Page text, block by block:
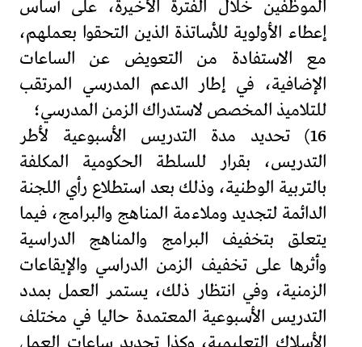
الموظفين خلال الفترة الأخيرة، على أساس
إعطاء الأولوية للأساتذة الذين التحقوا بعملهم،
مع الاستفادة من التعويض عن الساعات
الإضافية، في إطار الدعم المدرسي المرتقب
للتلاميذ المخصص لاستدراك الزمن المدرسي؛
16) تحديد مدة التدريس الأسبوعية لأطر
التدريس، بقرار للسلطة الحكومية المكلفة
بالتربية الوطنية، وذلك بعد استطلاع رأي اللجنة
الدائمة لتجديد وملاءمة المناهج والبرامج، فيما
يتعلق بتخفيف البرامج والمناهج الدراسية
وأثرها على تخفيف الزمن الدراسي والإيقاعات
الزمنية، وفي انتظار ذلك، يستمر العمل بمدد
التدريس الأسبوعية المعتمدة حاليا في مختلف